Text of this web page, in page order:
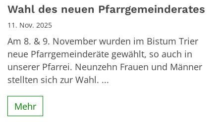
Wahl des neuen Pfarrgemeinderates
11. Nov. 2025
Am 8. & 9. November wurden im Bistum Trier
neue Pfarrgemeinderäte gewählt, so auch in
unserer Pfarrei. Neunzehn Frauen und Männer
stellten sich zur Wahl. ...
Mehr